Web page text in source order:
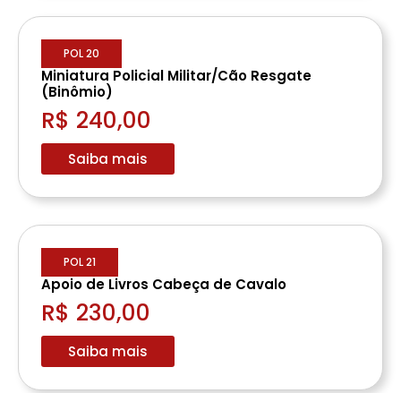
POL 20
Miniatura Policial Militar/Cão Resgate
(Binômio)
R$ 240,00
Saiba mais
POL 21
Apoio de Livros Cabeça de Cavalo
R$ 230,00
Saiba mais